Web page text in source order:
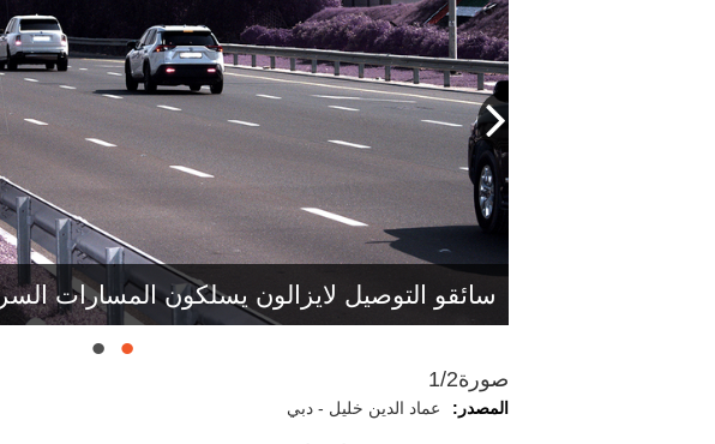
سائقو التوصيل لايزالون يسلكون المسارات
بين الرقابة الآلية والدوريات الميدانية.
صورة1/2
المصدر: عماد الدين خليل - دبي